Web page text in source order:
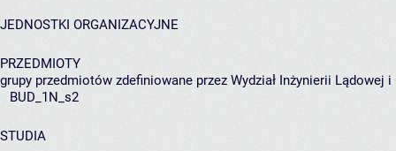
JEDNOSTKI ORGANIZACYJNE
PRZEDMIOTY
grupy przedmiotów zdefiniowane przez Wydział Inżynierii Lądowej
BUD_1N_s2
STUDIA